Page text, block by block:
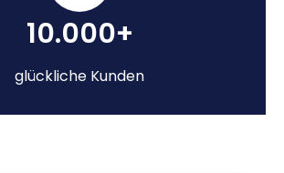
10.000+
glückliche Kunden